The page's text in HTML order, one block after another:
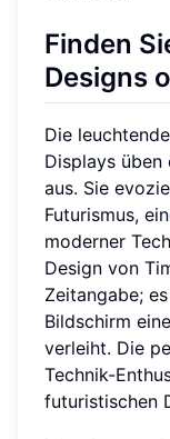
Finden
Designs
Die
Displays üben
aus. Sie
Futurismus,
moderner
Design von
Zeitangabe;
Bildschirm
verleiht. Die
Technik-
futuristischen